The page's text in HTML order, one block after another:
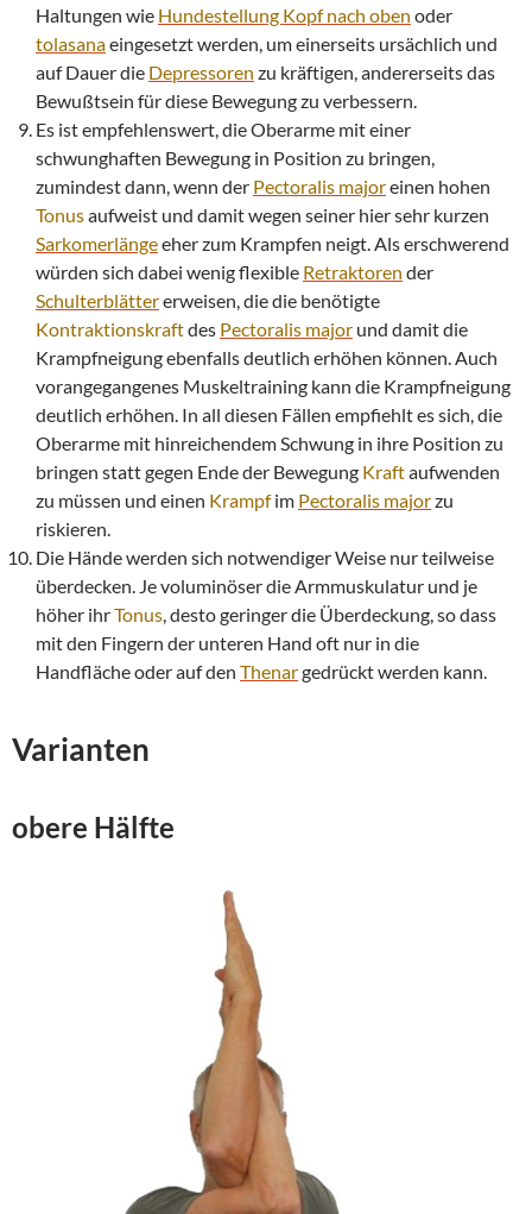
Haltungen wie Hundestellung Kopf nach oben oder
tolasanaeingesetzt werden, um einerseits ursächlich und
auf Dauer die Depressoren zu kräftigen, andererseits das
Bewußtsein für diese Bewegung zu verbessern.
Es ist empfehlenswert, die Oberarme mit einer
schwunghaften Bewegung in Position zu bringen,
zumindest dann, wenn der Pectoralis majoreinen hohen
Tonusaufweist und damit wegen seiner hier sehr kurzen
Sarkomerlängeeher zum Krampfen neigt. Als erschwerend
würden sich dabei wenig flexible Retraktoren der
Schulterblättererweisen, die die benötigte
Kontraktionskraftdes Pectoralis major und damit die
Krampfneigung ebenfalls deutlich erhöhen können. Auch
vorangegangenes Muskeltraining kann die Krampfneigung
deutlich erhöhen. In all diesen Fällen empfiehlt es sich, die
Oberarme mit hinreichendem Schwung in ihre Position zu
bringen statt gegen Ende der Bewegung Kraftaufwenden
zu müssen und einen Krampfim Pectoralis majorzu
riskieren.
Die Hände werden sich notwendiger Weise nur teilweise
überdecken. Je voluminöser die Armmuskulatur und je
höher ihrTonus, desto geringer die Überdeckung, so dass
mit den Fingern der unteren Hand oft nur in die
Handfläche oder auf den Thenargedrückt werden kann.
Varianten
obere Hälfte